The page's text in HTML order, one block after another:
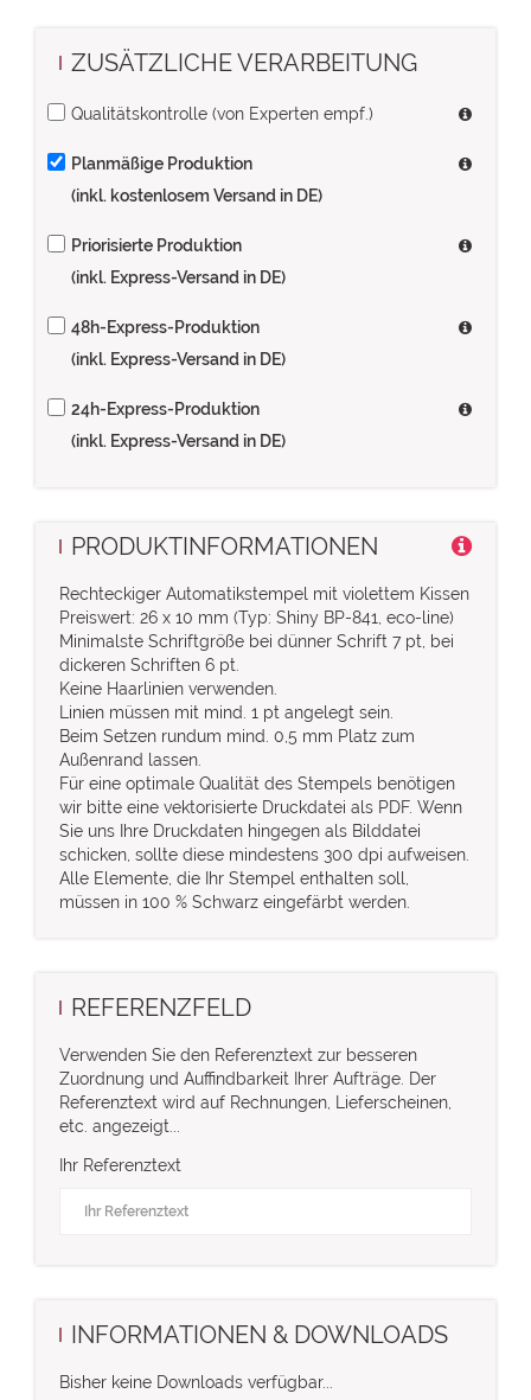
ZUSÄTZLICHE VERARBEITUNG
Qualitätskontrolle (von Experten empf.)
Planmäßige Produktion
(inkl. kostenlosem Versand in DE)
Priorisierte Produktion
(inkl. Express-Versand in DE)
48h-Express-Produktion
(inkl. Express-Versand in DE)
24h-Express-Produktion
(inkl. Express-Versand in DE)
PRODUKTINFORMATIONEN
Rechteckiger Automatikstempel mit violettem Kissen
Preiswert: 26 x 10 mm (Typ: Shiny BP-841, eco-line)
Minimalste Schriftgröße bei dünner Schrift 7 pt, bei
dickeren Schriften 6 pt.
Keine Haarlinien verwenden.
Linien müssen mit mind. 1 pt angelegt sein.
Beim Setzen rundum mind. 0,5 mm Platz zum
Außenrand lassen.
Für eine optimale Qualität des Stempels benötigen
wir bitte eine vektorisierte Druckdatei als PDF. Wenn
Sie uns Ihre Druckdaten hingegen als Bilddatei
schicken, sollte diese mindestens 300 dpi aufweisen.
Alle Elemente, die Ihr Stempel enthalten soll,
müssen in 100 % Schwarz eingefärbt werden.
REFERENZFELD
Verwenden Sie den Referenztext zur besseren
Zuordnung und Auffindbarkeit Ihrer Aufträge. Der
Referenztext wird auf Rechnungen, Lieferscheinen,
etc. angezeigt...
Ihr Referenztext
INFORMATIONEN & DOWNLOADS
Bisher keine Downloads verfügbar...